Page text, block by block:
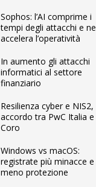
Sophos: l’AI comprime i
tempi degli attacchi e ne
accelera l’operatività
In aumento gli attacchi
informatici al settore
finanziario
Resilienza cyber e NIS2,
accordo tra PwC Italia e
Coro
Windows vs macOS:
registrate più minacce e
meno protezione